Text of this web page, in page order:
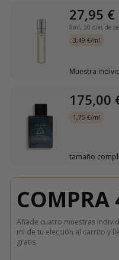
27,95 €
8ml, 30 días de
3,49 €/ml
Muestra
175,00
1,75 €/ml
tamaño
COMPRA
Añade cuatro muestras
ml de tu elección al carrito y
gratis.